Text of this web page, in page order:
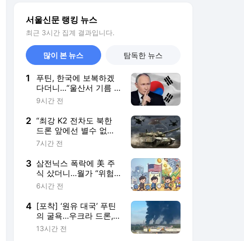
서울신문 랭킹 뉴스
최근 3시간 집계 결과입니다.
많이 본 뉴스 탐독한 뉴스
1
푸틴, 한국에 보복하겠
다더니…“울산서 기름 3
만t 사갔다” 주장, 발등
슈]
9시간 전
2 “최강 K2 전차도 북한
드론 앞에선 별수 없
다”…한국 대응력 강화론
7시간 전
3 삼전닉스 폭락에 美 주
식 샀더니…월가 “위험
자산 줄일 때” 경고 터져
6시간 전
4 [포착] ‘원유 대국’ 푸틴
의 굴욕…우크라 드론,
1300㎞ 떨어진 러 정유
13시간 전